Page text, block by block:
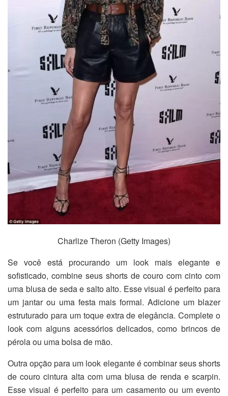
Charlize Theron (Getty Images)
Se você está procurando um look mais elegante e
sofisticado, combine seus shorts de couro com cinto com
uma blusa de seda e salto alto. Esse visual é perfeito para
um jantar ou uma festa mais formal. Adicione um blazer
estruturado para um toque extra de elegância. Complete o
look com alguns acessórios delicados, como brincos de
pérola ou uma bolsa de mão.
Outra opção para um look elegante é combinar seus shorts
de couro cintura alta com uma blusa de renda e scarpin.
Esse visual é perfeito para um casamento ou um evento